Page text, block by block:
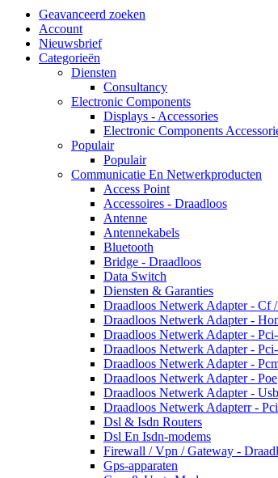
Geavanceerd zoeken
Account
Nieuwsbrief
Categorieën
Diensten
Consultancy
Electronic Components
Displays - Accessories
Electronic Components
Populair
Populair
Communicatie En Netwerkproducten
Access Point
Accessoires - Draadloos
Antenne
Antennekabels
Bluetooth
Bridge - Draadloos
Data Switch
Diensten & Garanties
Draadloos Netwerk Adapter - Cf
Draadloos Netwerk Adapter -
Draadloos Netwerk Adapter -
Draadloos Netwerk Adapter -
Draadloos Netwerk Adapter -
Draadloos Netwerk Adapter - Poe
Draadloos Netwerk Adapter - Usb
Draadloos Netwerk Adapterr - Pci
Dsl & Isdn Routers
Dsl En Isdn-modems
Firewall / Vpn / Gateway -
Gps-apparaten